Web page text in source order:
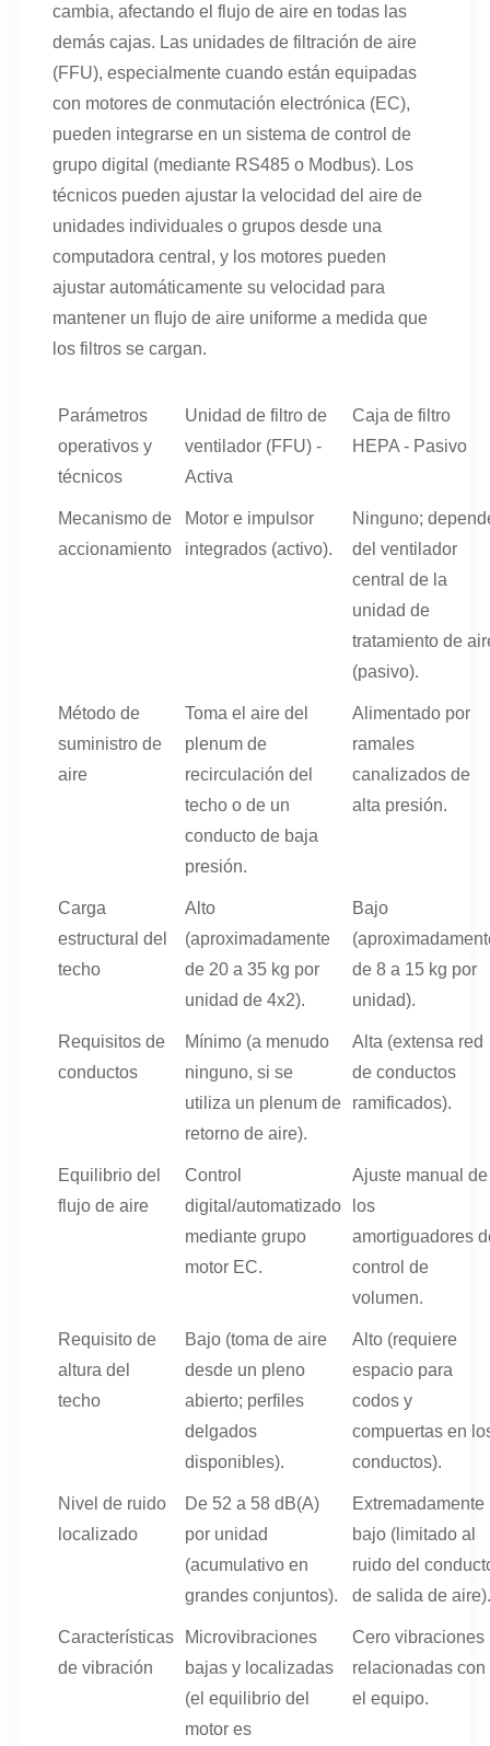
cambia, afectando el flujo de aire en todas las
demás cajas. Las unidades de filtración de aire
(FFU), especialmente cuando están equipadas
con motores de conmutación electrónica (EC),
pueden integrarse en un sistema de control de
grupo digital (mediante RS485 o Modbus). Los
técnicos pueden ajustar la velocidad del aire de
unidades individuales o grupos desde una
computadora central, y los motores pueden
ajustar automáticamente su velocidad para
mantener un flujo de aire uniforme a medida que
los filtros se cargan.
Parámetros
operativos y
técnicos
Unidad de filtro de
ventilador (FFU) -
Activa
Caja de filtro
HEPA - Pasivo
Mecanismo de
accionamiento
Motor e impulsor
integrados (activo).
Ninguno;
del ventilador
central de la
unidad de
tratamiento de
(pasivo).
Método de
suministro de
aire
Toma el aire del
plenum de
recirculación del
techo o de un
conducto de baja
presión.
Alimentado por
ramales
canalizados de
alta presión.
Carga
estructural del
techo
Alto
(aproximadamente
de 20 a 35 kg por
unidad de 4x2).
Bajo
de 8 a 15 kg por
unidad).
Requisitos de
conductos
Mínimo (a menudo
ninguno, si se
utiliza un plenum de
retorno de aire).
Alta (extensa red
de conductos
ramificados).
Equilibrio del
flujo de aire
Control
digital/automatizado
mediante grupo
motor EC.
Ajuste manual de
los
amortiguadores
control de
volumen.
Requisito de
altura del
techo
Bajo (toma de aire
desde un pleno
abierto; perfiles
delgados
disponibles).
Alto (requiere
espacio para
codos y
compuertas en
conductos).
Nivel de ruido
localizado
De 52 a 58 dB(A)
por unidad
(acumulativo en
grandes conjuntos).
Extremadamente
bajo (limitado al
ruido del
de salida de aire).
Características
de vibración
Microvibraciones
bajas y localizadas
(el equilibrio del
motor es
Cero vibraciones
relacionadas con
el equipo.